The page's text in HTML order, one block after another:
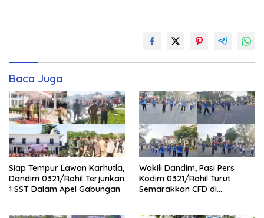
Baca Juga
Siap Tempur Lawan Karhutla,
Dandim 0321/Rohil Terjunkan
1 SST Dalam Apel Gabungan
Wakili Dandim, Pasi Pers
Kodim 0321/Rohil Turut
Semarakkan CFD di